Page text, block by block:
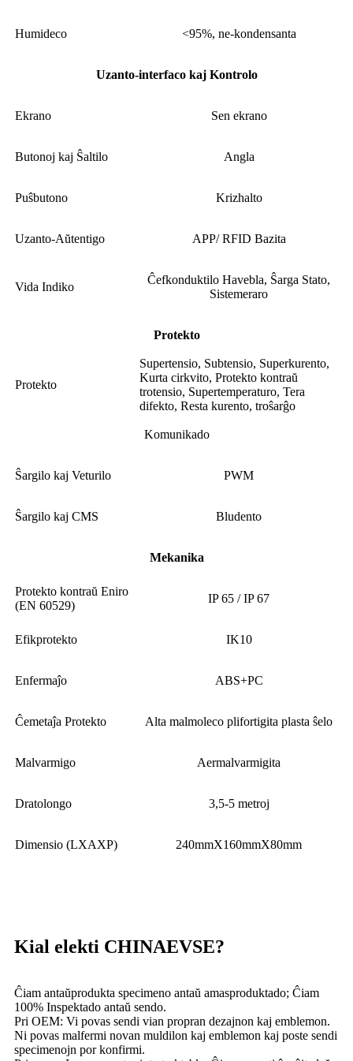
Humideco <95%, ne-kondensanta
Uzanto-interfaco kaj Kontrolo
Ekrano Sen ekrano
Butonoj kaj Ŝaltilo Angla
Puŝbutono Krizhalto
Uzanto-Aŭtentigo APP/ RFID Bazita
Vida Indiko
Ĉefkonduktilo Havebla, Ŝarga Stato,
Sistemeraro
Protekto
Protekto
Supertensio, Subtensio, Superkurento,
Kurta cirkvito, Protekto kontraŭ
trotensio, Supertemperaturo, Tera
difekto, Resta kurento, troŝarĝo
Komunikado
Ŝargilo kaj Veturilo PWM
Ŝargilo kaj CMS Bludento
Mekanika
Protekto kontraŭ Eniro
(EN 60529)
IP 65 / IP 67
Efikprotekto IK10
Enfermaĵo ABS+PC
Ĉemetaĵa Protekto Alta malmoleco plifortigita plasta ŝelo
Malvarmigo Aermalvarmigita
Dratolongo 3,5-5 metroj
Dimensio (LXAXP) 240mmX160mmX80mm
Kial elekti CHINAEVSE?
Ĉiam antaŭprodukta specimeno antaŭ amasproduktado; Ĉiam
100% Inspektado antaŭ sendo.
Pri OEM: Vi povas sendi vian propran dezajnon kaj emblemon.
Ni povas malfermi novan muldilon kaj emblemon kaj poste sendi
specimenojn por konfirmi.